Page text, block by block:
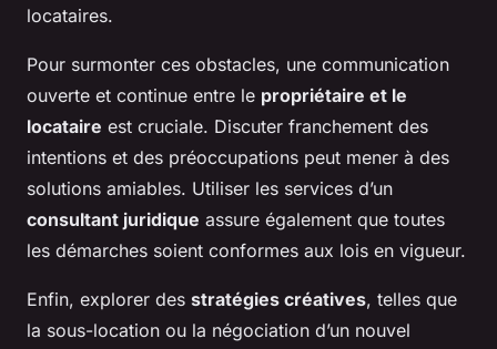
locataires.
Pour surmonter ces obstacles, une communication
ouverte et continue entre le propriétaire et le
locataire est cruciale. Discuter franchement des
intentions et des préoccupations peut mener à des
solutions amiables. Utiliser les services d’un
consultant juridique assure également que toutes
les démarches soient conformes aux lois en vigueur.
Enfin, explorer des stratégies créatives, telles que
la sous-location ou la négociation d’un nouvel